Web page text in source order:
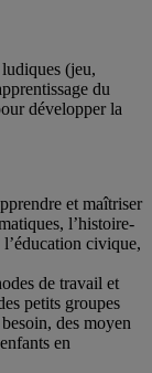
(jeu,
du
développer la
et maîtriser
l’histoire-
civique,
de travail et
petits groupes
des moyen
en